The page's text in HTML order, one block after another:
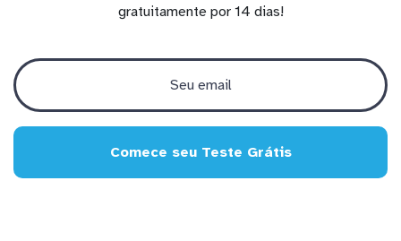
gratuitamente por 14 dias!
Comece seu Teste Grátis